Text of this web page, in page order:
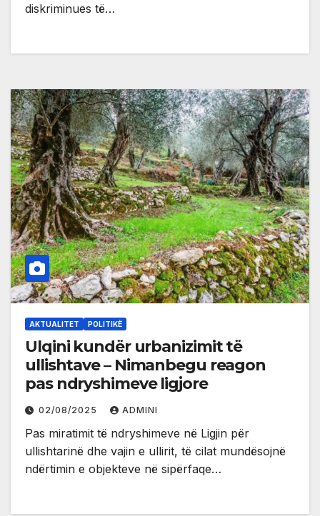
diskriminues të…
AKTUALITET POLITIKË
Ulqini kundër urbanizimit të
ullishtave – Nimanbegu reagon
pas ndryshimeve ligjore
02/08/2025 ADMINI
Pas miratimit të ndryshimeve në Ligjin për
ullishtarinë dhe vajin e ullirit, të cilat mundësojnë
ndërtimin e objekteve në sipërfaqe…